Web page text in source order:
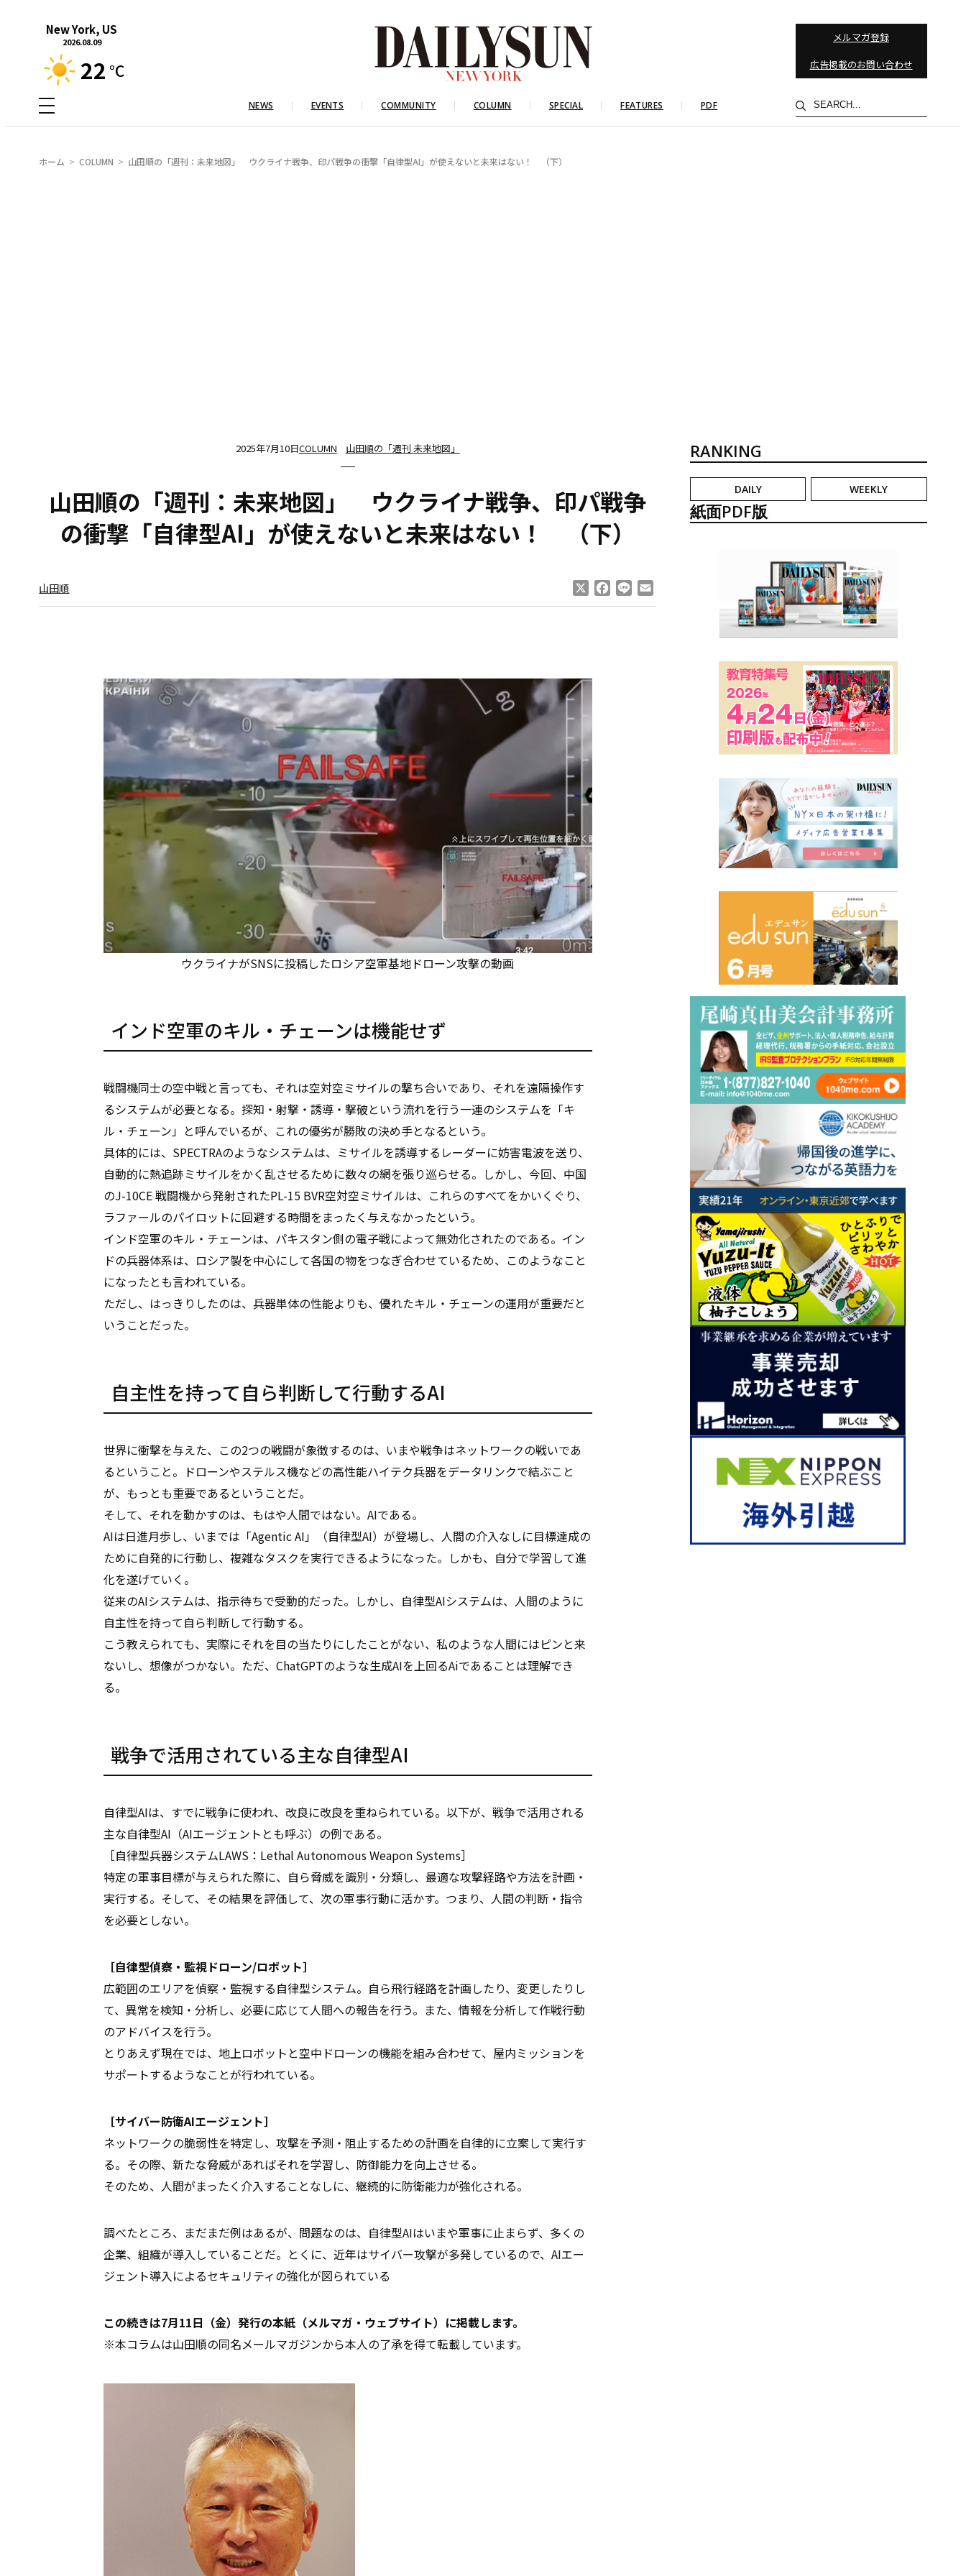
New York, US
2026.08.09
22 °C
メルマガ登録
広告掲載のお問い合わせ
NEWS EVENTS COMMUNITY COLUMN SPECIAL FEATURES PDF
検
索
ホーム COLUMN 山田順の「週刊：未来地図」 ウクライナ戦争、印パ戦争の衝撃「自律型AI」が使えないと未来はない！ （下）
2025年7月10日COLUMN 山田順の「週刊 未来地図」
山田順の「週刊：未来地図」 ウクライナ戦争、印パ戦争
の衝撃「自律型AI」が使えないと未来はない！ （下）
山田順 Facebook
Line
ウクライナがSNSに投稿したロシア空軍基地ドローン攻撃の動画
インド空軍のキル・チェーンは機能せず
戦闘機同士の空中戦と言っても、それは空対空ミサイルの撃ち合いであり、それを遠隔操作す
るシステムが必要となる。探知・射撃・誘導・撃破という流れを行う一連のシステムを「キ
ル・チェーン」と呼んでいるが、これの優劣が勝敗の決め手となるという。
具体的には、SPECTRAのようなシステムは、ミサイルを誘導するレーダーに妨害電波を送り、
自動的に熱追跡ミサイルをかく乱させるために数々の網を張り巡らせる。しかし、今回、中国
のJ-10CE 戦闘機から発射されたPL-15 BVR空対空ミサイルは、これらのすべてをかいくぐり、
ラファールのパイロットに回避する時間をまったく与えなかったという。
インド空軍のキル・チェーンは、パキスタン側の電子戦によって無効化されたのである。イン
ドの兵器体系は、ロシア製を中心にして各国の物をつなぎ合わせているため、このようなこと
になったとも言われている。
ただし、はっきりしたのは、兵器単体の性能よりも、優れたキル・チェーンの運用が重要だと
いうことだった。
自主性を持って自ら判断して行動するAI
世界に衝撃を与えた、この2つの戦闘が象徴するのは、いまや戦争はネットワークの戦いであ
るということ。ドローンやステルス機などの高性能ハイテク兵器をデータリンクで結ぶこと
が、もっとも重要であるということだ。
そして、それを動かすのは、もはや人間ではない。AIである。
AIは日進月歩し、いまでは「Agentic AI」（自律型AI）が登場し、人間の介入なしに目標達成の
ために自発的に行動し、複雑なタスクを実行できるようになった。しかも、自分で学習して進
化を遂げていく。
従来のAIシステムは、指示待ちで受動的だった。しかし、自律型AIシステムは、人間のように
自主性を持って自ら判断して行動する。
こう教えられても、実際にそれを目の当たりにしたことがない、私のような人間にはピンと来
ないし、想像がつかない。ただ、ChatGPTのような生成AIを上回るAiであることは理解でき
る。
戦争で活用されている主な自律型AI
自律型AIは、すでに戦争に使われ、改良に改良を重ねられている。以下が、戦争で活用される
主な自律型AI（AIエージェントとも呼ぶ）の例である。
［自律型兵器システムLAWS：Lethal Autonomous Weapon Systems］
特定の軍事目標が与えられた際に、自ら脅威を識別・分類し、最適な攻撃経路や方法を計画・
実行する。そして、その結果を評価して、次の軍事行動に活かす。つまり、人間の判断・指令
を必要としない。
［自律型偵察・監視ドローン/ロボット］
広範囲のエリアを偵察・監視する自律型システム。自ら飛行経路を計画したり、変更したりし
て、異常を検知・分析し、必要に応じて人間への報告を行う。また、情報を分析して作戦行動
のアドバイスを行う。
とりあえず現在では、地上ロボットと空中ドローンの機能を組み合わせて、屋内ミッションを
サポートするようなことが行われている。
［サイバー防衛AIエージェント］
ネットワークの脆弱性を特定し、攻撃を予測・阻止するための計画を自律的に立案して実行す
る。その際、新たな脅威があればそれを学習し、防御能力を向上させる。
そのため、人間がまったく介入することなしに、継続的に防衛能力が強化される。
調べたところ、まだまだ例はあるが、問題なのは、自律型AIはいまや軍事に止まらず、多くの
企業、組織が導入していることだ。とくに、近年はサイバー攻撃が多発しているので、AIエー
ジェント導入によるセキュリティの強化が図られている
この続きは7月11日（金）発行の本紙（メルマガ・ウェブサイト）に掲載します。
※本コラムは山田順の同名メールマガジンから本人の了承を得て転載しています。
RANKING
DAILY WEEKLY
紙面PDF版